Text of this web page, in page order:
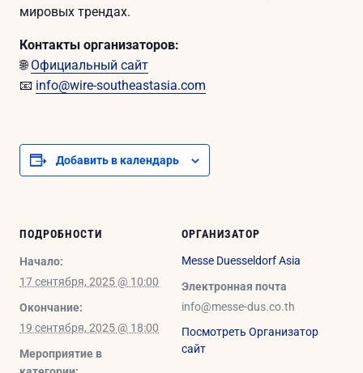
мировых трендах.
Контакты организаторов:
🌐Официальный сайт
📧 info@wire-southeastasia.com
Добавить в календарь
ПОДРОБНОСТИ
Начало:
17 сентября, 2025 @ 10:00
Окончание:
19 сентября, 2025 @ 18:00
Мероприятие в
ОРГАНИЗАТОР
Messe Duesseldorf Asia
Электронная почта
info@messe-dus.co.th
Посмотреть Организатор
сайт